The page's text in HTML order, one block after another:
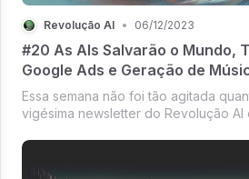
Revolução AI • 06/12/2023
#20 As AIs Salvarão o Mundo,
Google Ads e Geração de
Inteligência Artificial do
Essa semana não foi tão agitada
vigésima newsletter do Revolução AI